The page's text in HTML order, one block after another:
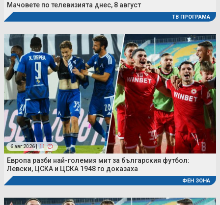
Мачовете по телевизията днес, 8 август
ТВ ПРОГРАМА
6 авг 2026 | 11
Европа разби най-големия мит за българския футбол:
Левски, ЦСКА и ЦСКА 1948 го доказаха
ФЕН ЗОНА